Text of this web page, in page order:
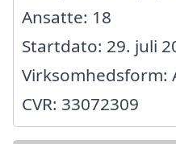
Ansatte: 18
Startdato: 29. juli
Virksomhedsform:
CVR: 33072309